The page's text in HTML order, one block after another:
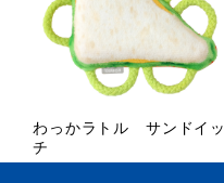
わっかラトル サンドイッ
チ